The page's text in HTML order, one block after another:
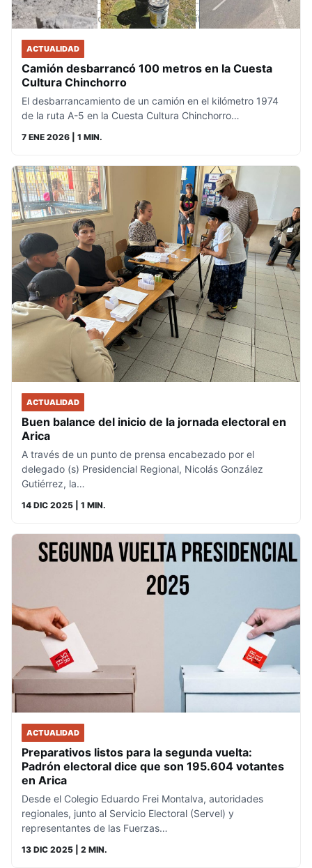
ACTUALIDAD
Camión desbarrancó 100 metros en la Cuesta
Cultura Chinchorro
El desbarrancamiento de un camión en el kilómetro 1974
de la ruta A-5 en la Cuesta Cultura Chinchorro…
7 ENE 2026 | 1 MIN.
ACTUALIDAD
Buen balance del inicio de la jornada electoral en
Arica
A través de un punto de prensa encabezado por el
delegado (s) Presidencial Regional, Nicolás González
Gutiérrez, la…
14 DIC 2025 | 1 MIN.
ACTUALIDAD
Preparativos listos para la segunda vuelta:
Padrón electoral dice que son 195.604 votantes
en Arica
Desde el Colegio Eduardo Frei Montalva, autoridades
regionales, junto al Servicio Electoral (Servel) y
representantes de las Fuerzas…
13 DIC 2025 | 2 MIN.